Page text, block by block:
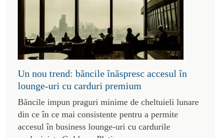
Un nou trend: băncile înăspresc accesul în
lounge-uri cu carduri premium
Băncile impun praguri minime de cheltuieli lunare
din ce în ce mai consistente pentru a permite
accesul în business lounge-uri cu cardurile